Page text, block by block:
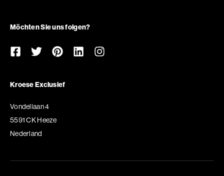
Möchten Sie uns folgen?
Kroese Exclusief
Vondellaan 4
5591 CK Heeze
Nederland